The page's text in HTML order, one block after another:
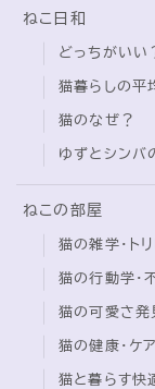
猫との暮らし
猫の可愛さ
猫と暮らす
猫と暮らすシ
ねこの飼い方
行動と心理（
お役立ち情報
ねこ日和
どっちがいい
猫暮らしの平
猫のなぜ？
ゆずとシンバ
ねこの部屋
猫の雑学・ト
猫の行動学・
猫の可愛さ発
猫の健康・ケ
猫と暮らす快